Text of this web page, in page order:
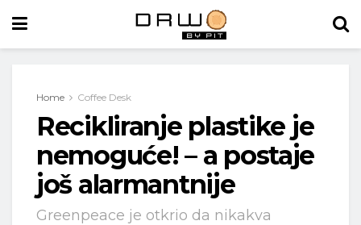
Home Coffee Desk
Recikliranje plastike je
nemoguće! – a postaje
još alarmantnije
Greenpeace je otkrio da nikakva